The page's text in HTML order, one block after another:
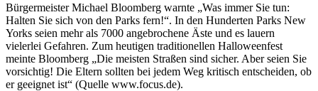
Bürgermeister Michael Bloomberg warnte „Was immer Sie tun:
Halten Sie sich von den Parks fern!“. In den Hunderten Parks New
Yorks seien mehr als 7000 angebrochene Äste und es lauern
vielerlei Gefahren. Zum heutigen traditionellen Halloweenfest
meinte Bloomberg „Die meisten Straßen sind sicher. Aber seien Sie
vorsichtig! Die Eltern sollten bei jedem Weg kritisch entscheiden, ob
er geeignet ist“ (Quelle www.focus.de).